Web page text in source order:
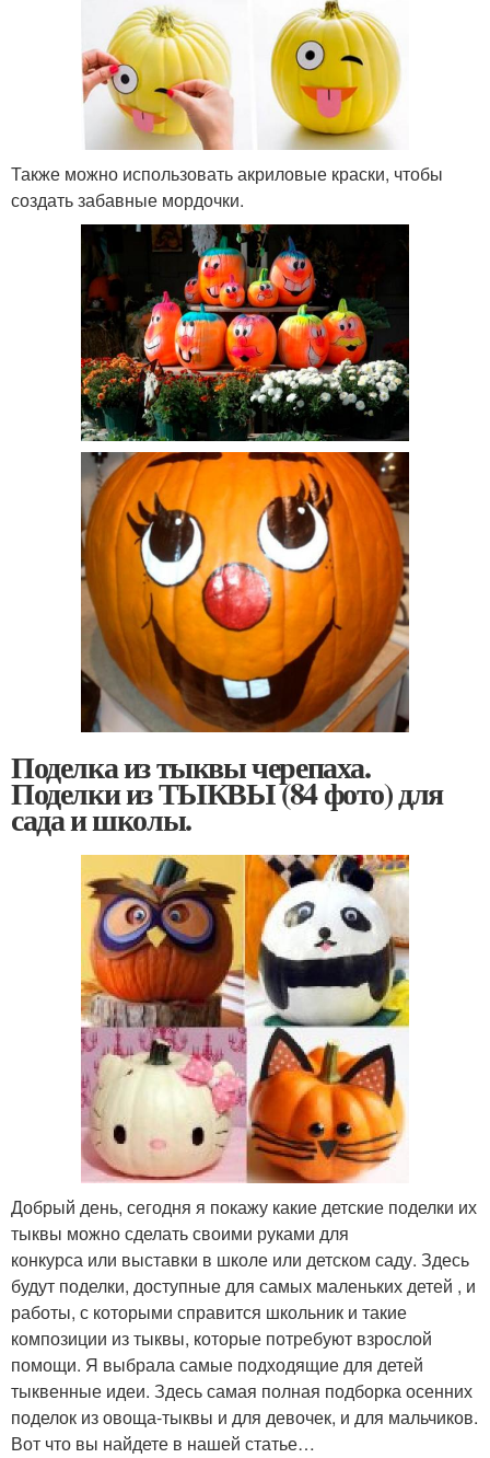
Также можно использовать акриловые краски, чтобы
создать забавные мордочки.
Поделка из тыквы черепаха.
Поделки из ТЫКВЫ (84 фото) для
сада и школы.
Добрый день, сегодня я покажу какие детские поделки их
тыквы можно сделать своими руками для
конкурса или выставки в школе или детском саду. Здесь
будут поделки, доступные для самых маленьких детей , и
работы, с которыми справится школьник и такие
композиции из тыквы, которые потребуют взрослой
помощи. Я выбрала самые подходящие для детей
тыквенные идеи. Здесь самая полная подборка осенних
поделок из овоща-тыквы и для девочек, и для мальчиков.
Вот что вы найдете в нашей статье…